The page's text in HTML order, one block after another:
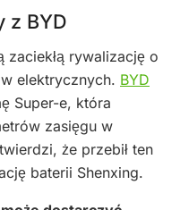
z BYD
rywalizację o
elektrycznych. BYD
Super-e, która
zasięgu w
twierdzi, że przebił ten
baterii Shenxing.